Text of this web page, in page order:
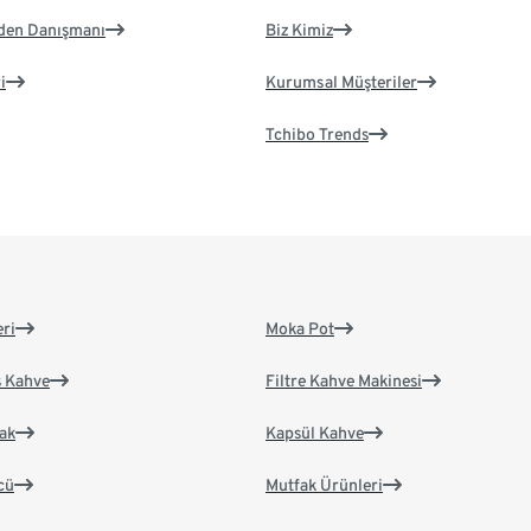
Danışmanı Biz Kimiz
Kurumsal Müşteriler
Tchibo Trends
Kahve
Moka Pot
Filtre Kahve Makinesi
Kapsül Kahve
Mutfak Ürünleri